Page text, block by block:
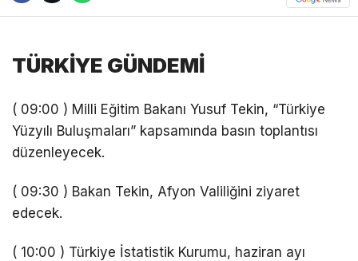
TÜRKİYE GÜNDEMİ
( 09:00 ) Milli Eğitim Bakanı Yusuf Tekin, “Türkiye
Yüzyılı Buluşmaları” kapsamında basın toplantısı
düzenleyecek.
( 09:30 ) Bakan Tekin, Afyon Valiliğini ziyaret
edecek.
( 10:00 ) Türkiye İstatistik Kurumu, haziran ayı